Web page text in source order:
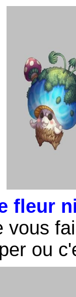
fleur
vous
ou